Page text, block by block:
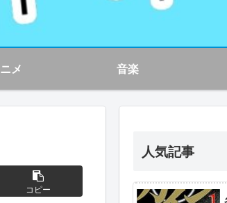
メ 音楽
コピー
人気記事